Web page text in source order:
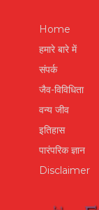
Home
हमारे बारे में
संपर्क
जैव-विविधिता
वन्य जीव
इतिहास
पारंपरिक ज्ञान
Disclaimer